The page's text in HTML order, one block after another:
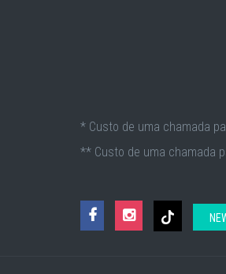
* Custo de uma chamada
** Custo de uma chamada